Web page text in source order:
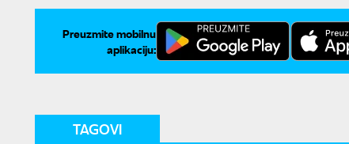
Preuzmite mobilnu
aplikaciju:
TAGOVI